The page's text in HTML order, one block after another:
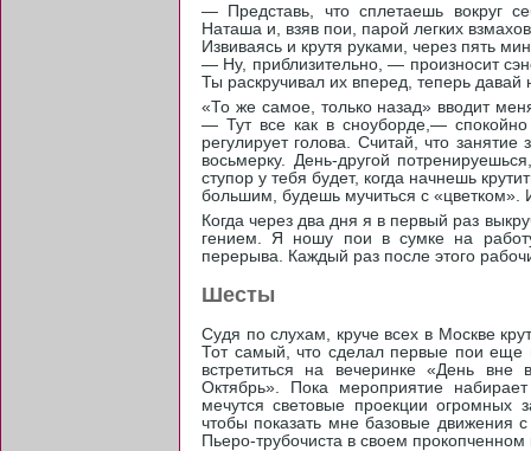
— Представь, что сплетаешь вокруг
Наташа и, взяв пои, парой легких
Извиваясь и крутя руками, через пять
— Ну, приблизительно, — произносит
Ты раскручивал их вперед, теперь давай
«То же самое, только назад» вводит
— Тут все как в сноуборде,—
регулирует голова. Считай, что
восьмерку. День-другой
ступор у тебя будет, когда начнешь
большим, будешь мучиться с «цветком».
Когда через два дня я в первый раз
гением. Я ношу пои в сумке на
перерыва. Каждый раз после этого
Шесты
Cудя по слухам, круче всех в Москве
Тот самый, что сделал первые пои еще
встретиться на вечеринке «День
Октябрь». Пока мероприятие
мечутся световые проекции
чтобы показать мне базовые движения
Пьеро-трубочиста в своем